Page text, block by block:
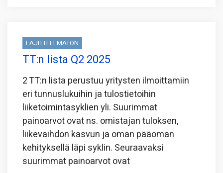
LAJITTELEMATON
TT:n lista Q2 2025
2 TT:n lista perustuu yritysten ilmoittamiin
eri tunnuslukuihin ja tulostietoihin
liiketoimintasyklien yli. Suurimmat
painoarvot ovat ns. omistajan tuloksen,
liikevaihdon kasvun ja oman pääoman
kehityksellä läpi syklin. Seuraavaksi
suurimmat painoarvot ovat